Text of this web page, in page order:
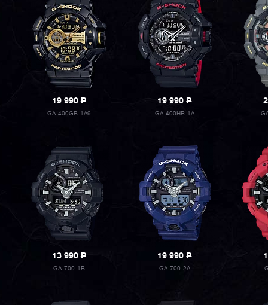
19 990P
GA-400GB-1A9
19 990P
GA-400HR-1A
13 990P
GA-700-1B
19 990P
GA-700-2A